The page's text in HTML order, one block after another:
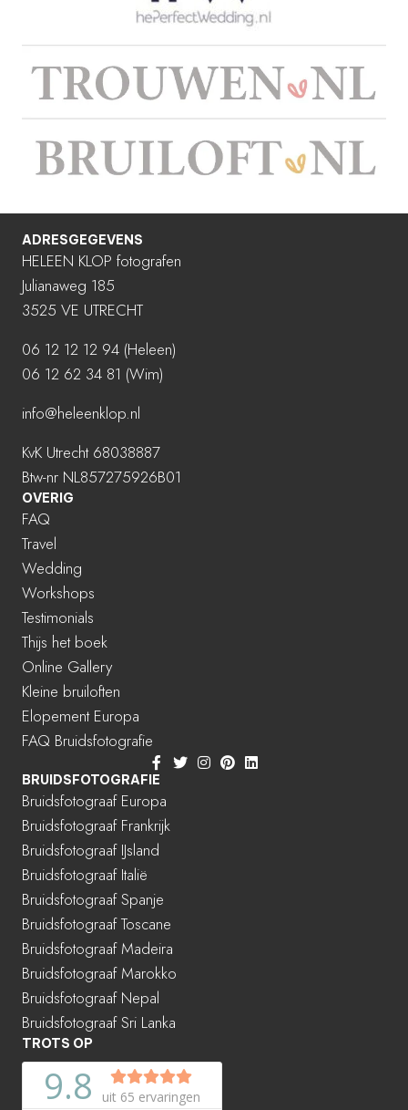
ADRESGEGEVENS
HELEEN KLOP fotografen
Julianaweg 185
3525 VE UTRECHT
06 12 12 12 94 (Heleen)
06 12 62 34 81 (Wim)
info@heleenklop.nl
KvK Utrecht 68038887
Btw-nr NL857275926B01
OVERIG
FAQ
Travel
Wedding
Workshops
Testimonials
Thijs het boek
Online Gallery
Kleine bruiloften
Elopement Europa
FAQ Bruidsfotografie
BRUIDSFOTOGRAFIE
Bruidsfotograaf Europa
Bruidsfotograaf Frankrijk
Bruidsfotograaf IJsland
Bruidsfotograaf Italië
Bruidsfotograaf Spanje
Bruidsfotograaf Toscane
Bruidsfotograaf Madeira
Bruidsfotograaf Marokko
Bruidsfotograaf Nepal
Bruidsfotograaf Sri Lanka
TROTS OP